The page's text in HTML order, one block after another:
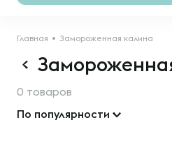
Главная Замороженная калина
0 товаров
По популярности